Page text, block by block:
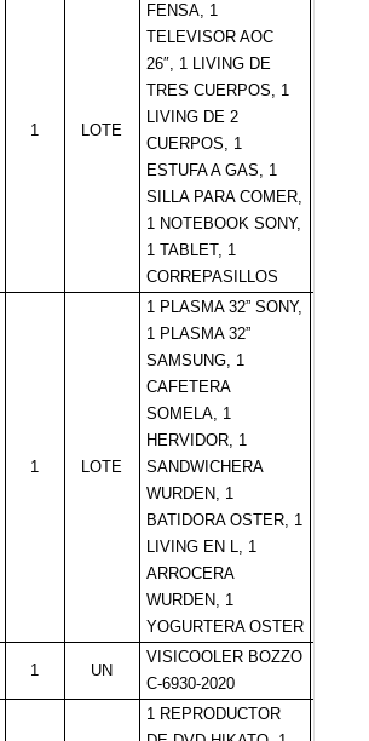
1 LOTE
FENSA, 1
TELEVISOR AOC
26″, 1 LIVING DE
TRES CUERPOS, 1
LIVING DE 2
CUERPOS, 1
ESTUFA A GAS, 1
SILLA PARA COMER,
1 NOTEBOOK SONY,
1 TABLET, 1
CORREPASILLOS
1 LOTE
1 PLASMA 32” SONY,
1 PLASMA 32”
SAMSUNG, 1
CAFETERA
SOMELA, 1
HERVIDOR, 1
SANDWICHERA
WURDEN, 1
BATIDORA OSTER, 1
LIVING EN L, 1
ARROCERA
WURDEN, 1
YOGURTERA OSTER
1 UN
VISICOOLER BOZZO
C-6930-2020
1 REPRODUCTOR